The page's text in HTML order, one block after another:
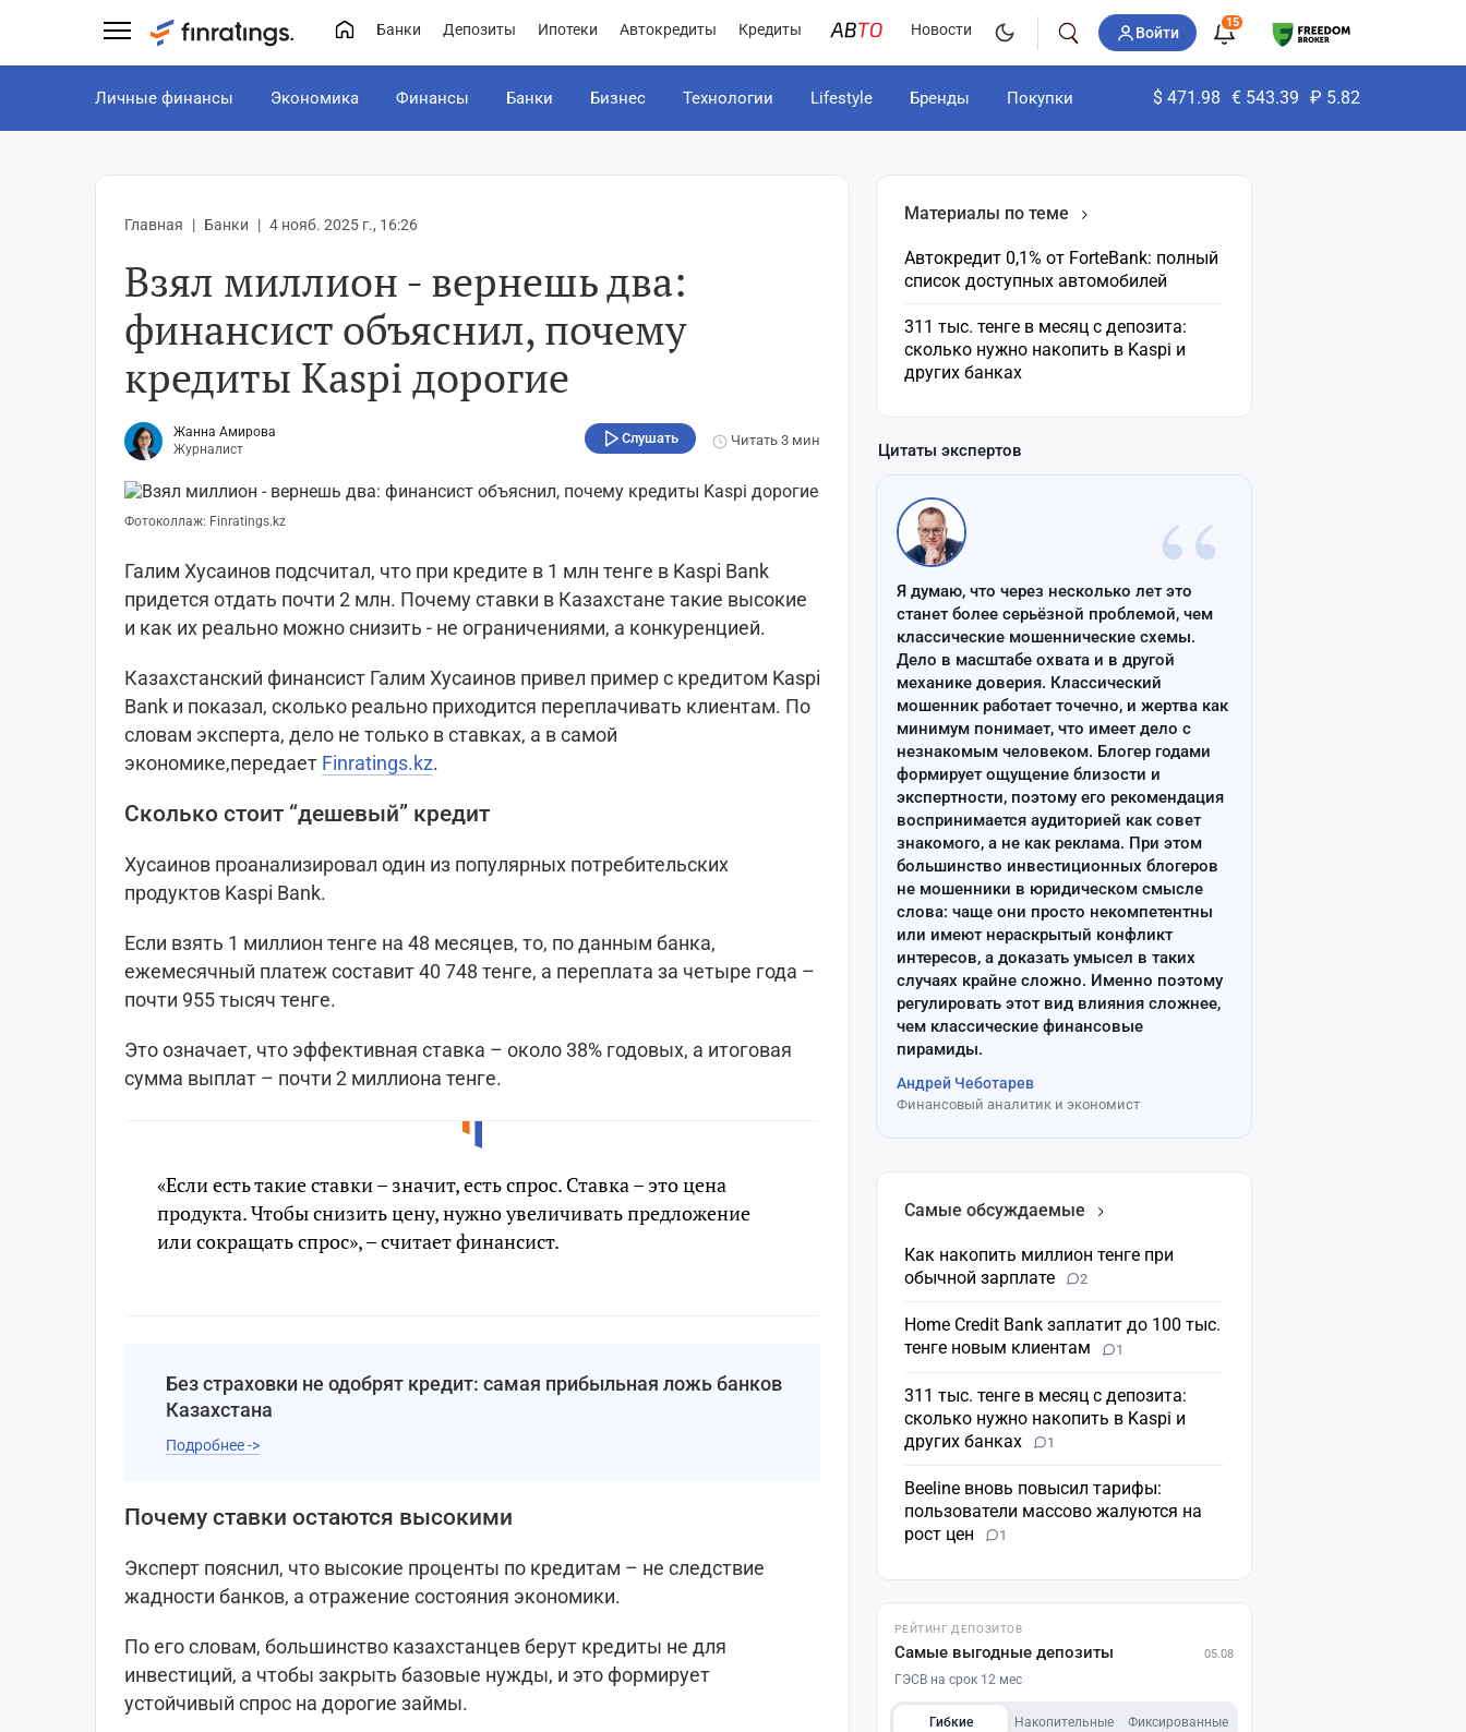
Банки Депозиты Ипотеки Автокредиты Кредиты Новости Войти
15
Личные финансы Экономика Финансы Банки Бизнес Технологии Lifestyle Бренды Покупки $ 471.98 € 543.39 ₽ 5.82
Главная Банки 4 нояб. 2025 г., 16:26
Взял миллион - вернешь два:
финансист объяснил, почему
кредиты Kaspi дорогие
Жанна Амирова
Журналист
Слушать Читать3 мин
Фотоколлаж: Finratings.kz
Галим Хусаинов подсчитал, что при кредите в 1 млн тенге в Kaspi Bank
придется отдать почти 2 млн. Почему ставки в Казахстане такие высокие
и как их реально можно снизить - не ограничениями, а конкуренцией.
Казахстанский финансист Галим Хусаинов привел пример с кредитом Kaspi
Bank и показал, сколько реально приходится переплачивать клиентам. По
словам эксперта, дело не только в ставках, а в самой
экономике,передает Finratings.kz.
Сколько стоит “дешевый” кредит
Хусаинов проанализировал один из популярных потребительских
продуктов Kaspi Bank.
Если взять 1 миллион тенге на 48 месяцев, то, по данным банка,
ежемесячный платеж составит 40 748 тенге, а переплата за четыре года –
почти 955 тысяч тенге.
Это означает, что эффективная ставка – около 38% годовых, а итоговая
сумма выплат – почти 2 миллиона тенге.
«Если есть такие ставки – значит, есть спрос. Ставка – это цена
продукта. Чтобы снизить цену, нужно увеличивать предложение
или сокращать спрос», – считает финансист.
Без страховки не одобрят кредит: самая прибыльная ложь банков
Казахстана
Подробнее ->
Почему ставки остаются высокими
Эксперт пояснил, что высокие проценты по кредитам – не следствие
жадности банков, а отражение состояния экономики.
По его словам, большинство казахстанцев берут кредиты не для
инвестиций, а чтобы закрыть базовые нужды, и это формирует
устойчивый спрос на дорогие займы.
Материалы по теме
Автокредит 0,1% от ForteBank: полный
список доступных автомобилей
311 тыс. тенге в месяц с депозита:
сколько нужно накопить в Kaspi и
других банках
Цитаты экспертов
“
Я думаю, что через несколько лет это
станет более серьёзной проблемой, чем
классические мошеннические схемы.
Дело в масштабе охвата и в другой
механике доверия. Классический
мошенник работает точечно, и жертва как
минимум понимает, что имеет дело с
незнакомым человеком. Блогер годами
формирует ощущение близости и
экспертности, поэтому его рекомендация
воспринимается аудиторией как совет
знакомого, а не как реклама. При этом
большинство инвестиционных блогеров
не мошенники в юридическом смысле
слова: чаще они просто некомпетентны
или имеют нераскрытый конфликт
интересов, а доказать умысел в таких
случаях крайне сложно. Именно поэтому
регулировать этот вид влияния сложнее,
чем классические финансовые
пирамиды.
Андрей Чеботарев
Финансовый аналитик и экономист
Самые обсуждаемые
Как накопить миллион тенге при
обычной зарплате
2
Home Credit Bank заплатит до 100 тыс.
тенге новым клиентам
1
311 тыс. тенге в месяц с депозита:
сколько нужно накопить в Kaspi и
других банках
1
Beeline вновь повысил тарифы:
пользователи массово жалуются на
рост цен
1
РЕЙТИНГ ДЕПОЗИТОВ
Самые выгодные депозиты 05.08
ГЭСВ на срок 12 мес
Гибкие Накопительные Фиксированные